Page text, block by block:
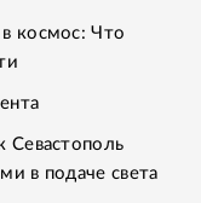
космос: Что
Севастополь
в подаче света